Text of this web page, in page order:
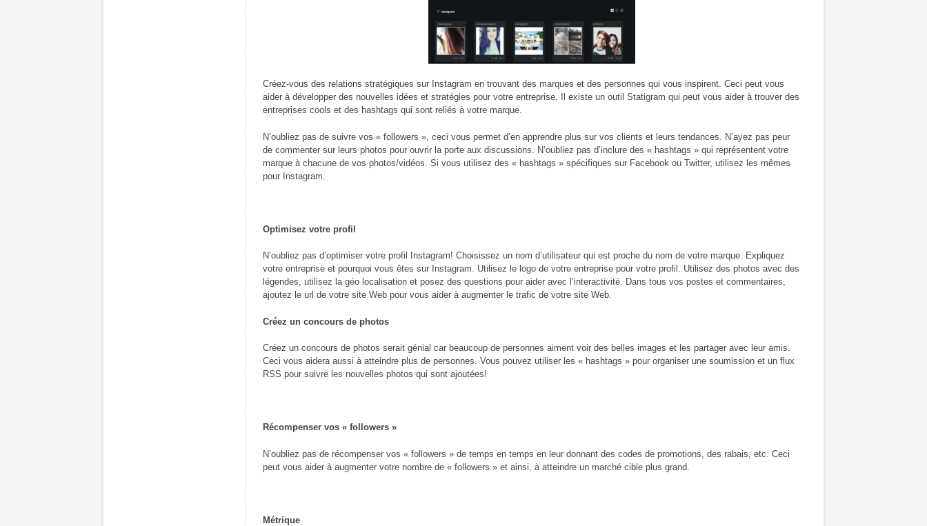
Créez-vous des relations stratégiques sur Instagram en trouvant des marques et des personnes qui vous inspirent. Ceci peut vous
aider à développer des nouvelles idées et stratégies pour votre entreprise. Il existe un outil Statigram qui peut vous aider à trouver des
entreprises cools et des hashtags qui sont reliés à votre marque.
N’oubliez pas de suivre vos « followers », ceci vous permet d’en apprendre plus sur vos clients et leurs tendances. N’ayez pas peur
de commenter sur leurs photos pour ouvrir la porte aux discussions. N’oubliez pas d’inclure des « hashtags » qui représentent votre
marque à chacune de vos photos/vidéos. Si vous utilisez des « hashtags » spécifiques sur Facebook ou Twitter, utilisez les mêmes
pour Instagram.
Optimisez votre profil
N’oubliez pas d’optimiser votre profil Instagram! Choisissez un nom d’utilisateur qui est proche du nom de votre marque. Expliquez
votre entreprise et pourquoi vous êtes sur Instagram. Utilisez le logo de votre entreprise pour votre profil. Utilisez des photos avec des
légendes, utilisez la géo localisation et posez des questions pour aider avec l’interactivité. Dans tous vos postes et commentaires,
ajoutez le url de votre site Web pour vous aider à augmenter le trafic de votre site Web.
Créez un concours de photos
Créez un concours de photos serait génial car beaucoup de personnes aiment voir des belles images et les partager avec leur amis.
Ceci vous aidera aussi à atteindre plus de personnes. Vous pouvez utiliser les « hashtags » pour organiser une soumission et un flux
RSS pour suivre les nouvelles photos qui sont ajoutées!
Récompenser vos « followers »
N’oubliez pas de récompenser vos « followers » de temps en temps en leur donnant des codes de promotions, des rabais, etc. Ceci
peut vous aider à augmenter votre nombre de « followers » et ainsi, à atteindre un marché cible plus grand.
Métrique